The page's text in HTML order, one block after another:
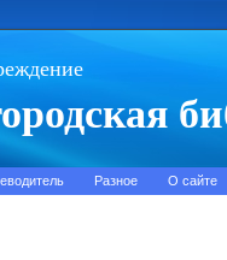
Разное О сайте